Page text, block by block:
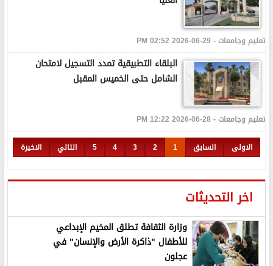
تعليم وجامعات - 29-06-2026 02:52 PM
البلقاء التطبيقية تمدد التسجيل لامتحان
الشامل حتى الخميس المقبل
تعليم وجامعات - 28-06-2026 12:22 PM
الاولى السابق 1
2
3
4
5 التالي الاخيرة
اخر التحديثات
وزارة الثقافة تطلق المخيم الإبداعي
للأطفال "ذاكرة الأرض والإنسان" في
عجلون